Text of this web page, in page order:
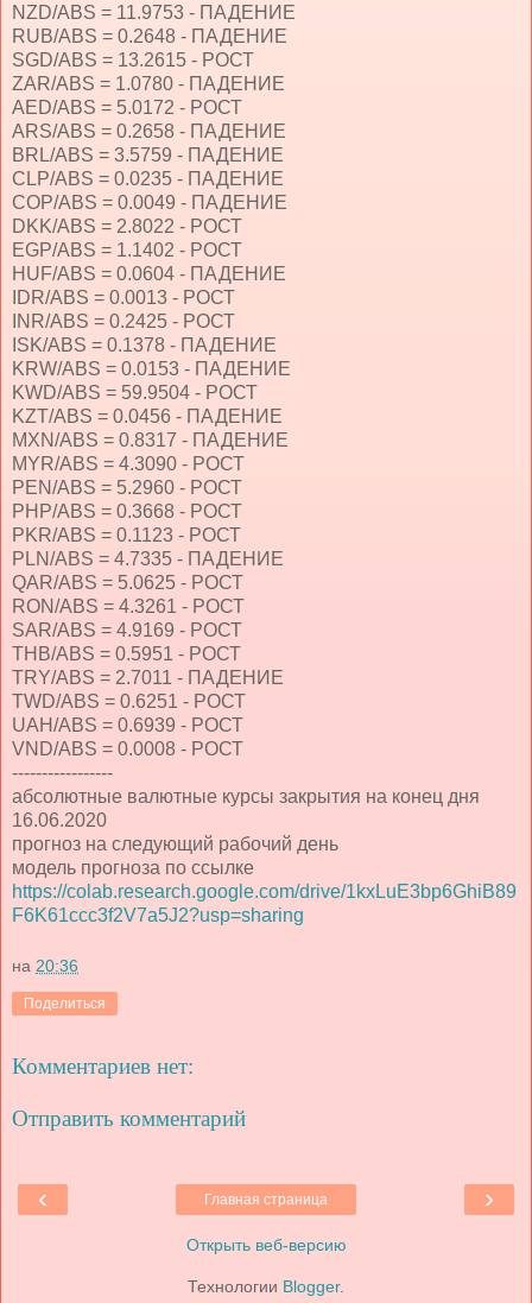
NZD/ABS = 11.9753 - ПАДЕНИЕ
RUB/ABS = 0.2648 - ПАДЕНИЕ
SGD/ABS = 13.2615 - РОСТ
ZAR/ABS = 1.0780 - ПАДЕНИЕ
AED/ABS = 5.0172 - РОСТ
ARS/ABS = 0.2658 - ПАДЕНИЕ
BRL/ABS = 3.5759 - ПАДЕНИЕ
CLP/ABS = 0.0235 - ПАДЕНИЕ
COP/ABS = 0.0049 - ПАДЕНИЕ
DKK/ABS = 2.8022 - РОСТ
EGP/ABS = 1.1402 - РОСТ
HUF/ABS = 0.0604 - ПАДЕНИЕ
IDR/ABS = 0.0013 - РОСТ
INR/ABS = 0.2425 - РОСТ
ISK/ABS = 0.1378 - ПАДЕНИЕ
KRW/ABS = 0.0153 - ПАДЕНИЕ
KWD/ABS = 59.9504 - РОСТ
KZT/ABS = 0.0456 - ПАДЕНИЕ
MXN/ABS = 0.8317 - ПАДЕНИЕ
MYR/ABS = 4.3090 - РОСТ
PEN/ABS = 5.2960 - РОСТ
PHP/ABS = 0.3668 - РОСТ
PKR/ABS = 0.1123 - РОСТ
PLN/ABS = 4.7335 - ПАДЕНИЕ
QAR/ABS = 5.0625 - РОСТ
RON/ABS = 4.3261 - РОСТ
SAR/ABS = 4.9169 - РОСТ
THB/ABS = 0.5951 - РОСТ
TRY/ABS = 2.7011 - ПАДЕНИЕ
TWD/ABS = 0.6251 - РОСТ
UAH/ABS = 0.6939 - РОСТ
VND/ABS = 0.0008 - РОСТ
-----------------
абсолютные валютные курсы закрытия на конец дня
16.06.2020
прогноз на следующий рабочий день
модель прогноза по ссылке
https://colab.research.google.com/drive/1kxLuE3bp6GhiB89
F6K61ccc3f2V7a5J2?usp=sharing
на 20:36
Поделиться
Комментариев нет:
Отправить комментарий
‹ ›
Главная страница
Открыть веб-версию
Технологии Blogger.